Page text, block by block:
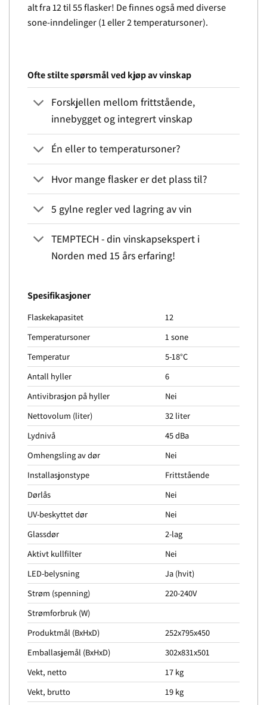
alt fra 12 til 55 flasker! De finnes også med diverse
sone-inndelinger (1 eller 2 temperatursoner).
Ofte stilte spørsmål ved kjøp av vinskap
Forskjellen mellom frittstående,
innebygget og integrert vinskap
Én eller to temperatursoner?
Hvor mange flasker er det plass til?
5 gylne regler ved lagring av vin
TEMPTECH - din vinskapsekspert i
Norden med 15 års erfaring!
Spesifikasjoner
Flaskekapasitet
12
Temperatursoner
1 sone
Temperatur
5-18°C
Antall hyller
6
Antivibrasjon på hyller
Nei
Nettovolum (liter)
32 liter
Lydnivå
45 dBa
Omhengsling av dør
Nei
Installasjonstype
Frittstående
Dørlås
Nei
UV-beskyttet dør
Nei
Glassdør
2-lag
Aktivt kullfilter
Nei
LED-belysning
Ja (hvit)
Strøm (spenning)
220-240V
Strømforbruk (W)
Produktmål (BxHxD)
252x795x450
Emballasjemål (BxHxD)
302x831x501
Vekt, netto
17 kg
Vekt, brutto
19 kg